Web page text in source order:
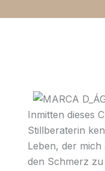
Inmitten dieses
Stillberaterin
Leben, der
den Schmerz